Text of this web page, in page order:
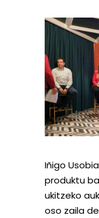
Iñigo
produktu
ukitzeko
oso zaila